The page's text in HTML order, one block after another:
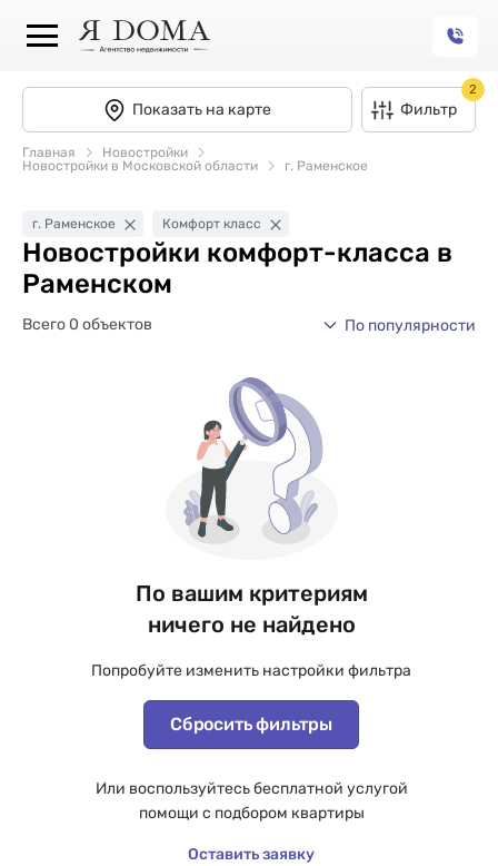
Показать на карте Фильтр
2
Главная
Новостройки
Новостройки в Московской области
г. Раменское
г. Раменское Комфорт класс
Новостройки комфорт-класса в
Раменском
Всего 0 объектов По популярности
По вашим критериям
ничего не найдено
Попробуйте изменить настройки фильтра
Сбросить фильтры
Или воспользуйтесь бесплатной услугой
помощи с подбором квартиры
Оставить заявку